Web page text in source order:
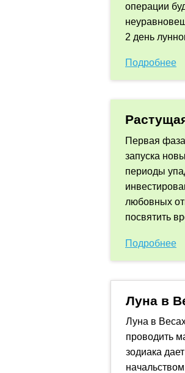
операции
2 день
Подробнее
Первая
запуска
периоды
любовных
посвятить
Подробнее
Луна в
Луна в
проводить
зодиака